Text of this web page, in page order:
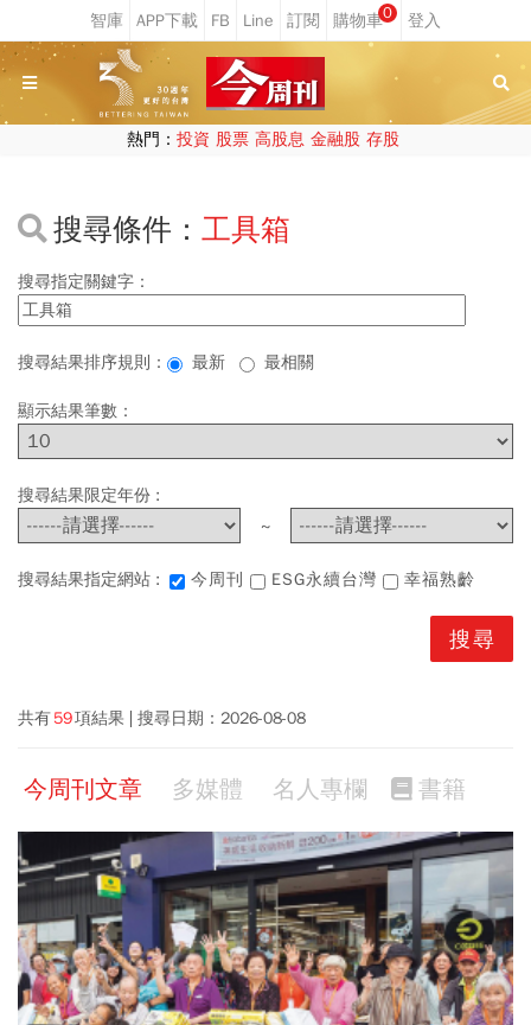
0
熱門： 投資 股票 高股息 金融股 存股
搜尋條件： 工具箱
搜尋指定關鍵字：
搜尋結果排序規則： 最新 最相關
顯示結果筆數：
搜尋結果限定年份 :
~
搜尋結果指定網站 : 今周刊 ESG永續台灣 幸福熟齡
共有59項結果 搜尋日期： 2026-08-08
今周刊文章 多媒體 名人專欄 書籍